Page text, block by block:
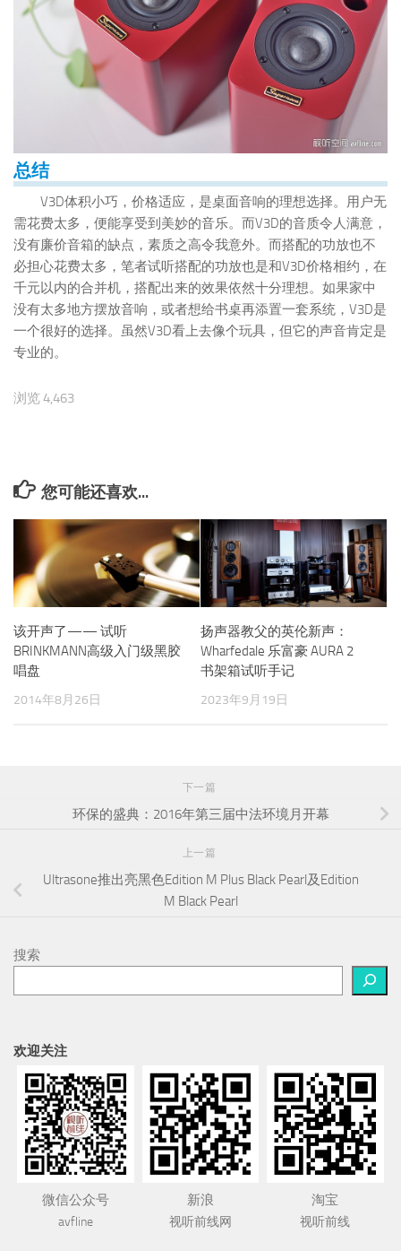
总结
V3D体积小巧，价格适应，是桌面音响的理想选择。用户无
需花费太多，便能享受到美妙的音乐。而V3D的音质令人满意，
没有廉价音箱的缺点，素质之高令我意外。而搭配的功放也不
必担心花费太多，笔者试听搭配的功放也是和V3D价格相约，在
千元以内的合并机，搭配出来的效果依然十分理想。如果家中
没有太多地方摆放音响，或者想给书桌再添置一套系统，V3D是
一个很好的选择。虽然V3D看上去像个玩具，但它的声音肯定是
专业的。
浏览 4,463
您可能还喜欢...
该开声了—— 试听
BRINKMANN高级入门级黑胶
唱盘
2014年8月26日
扬声器教父的英伦新声：
Wharfedale 乐富豪 AURA 2
书架箱试听手记
2023年9月19日
下一篇
环保的盛典：2016年第三届中法环境月开幕
上一篇
Ultrasone推出亮黑色Edition M Plus Black Pearl及Edition
M Black Pearl
搜索
欢迎关注
微信公众号
avfline
新浪
视听前线网
淘宝
视听前线